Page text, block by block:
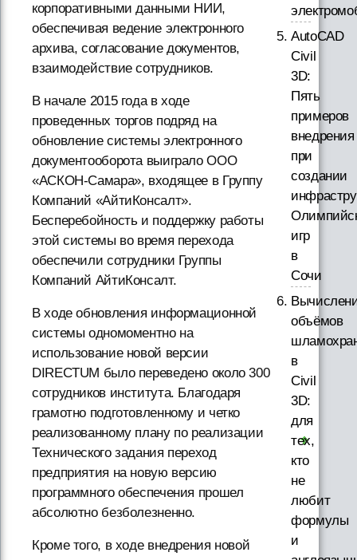
корпоративными данными НИИ,
обеспечивая ведение электронного
архива, согласование документов,
взаимодействие сотрудников.
В начале 2015 года в ходе
проведенных торгов подряд на
обновление системы электронного
документооборота выиграло ООО
«АСКОН-Самара», входящее в Группу
Компаний «АйтиКонсалт».
Бесперебойность и поддержку работы
этой системы во время перехода
обеспечили сотрудники Группы
Компаний АйтиКонсалт.
В ходе обновления информационной
системы одномоментно на
использование новой версии
DIRECTUM было переведено около 300
сотрудников института. Благодаря
грамотно подготовленному и четко
реализованному плану по реализации
Технического задания переход
предприятия на новую версию
программного обеспечения прошел
абсолютно безболезненно.
Кроме того, в ходе внедрения новой
AutoCAD
Civil
3D:
Пять
примеров
внедрения
при
создании
игр
в
Сочи
объёмов
в
Civil
3D:
для
тех,
кто
не
любит
формулы
и